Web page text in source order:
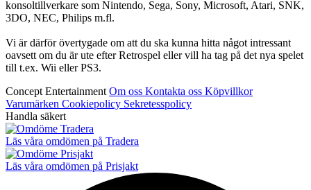
konsoltillverkare som Nintendo, Sega, Sony, Microsoft, Atari, SNK,
3DO, NEC, Philips m.fl.
Vi är därför övertygade om att du ska kunna hitta något intressant
oavsett om du är ute efter Retrospel eller vill ha tag på det nya spelet
till t.ex. Wii eller PS3.
Concept Entertainment Om oss Kontakta oss Köpvillkor
Varumärken Cookiepolicy Sekretesspolicy
Handla säkert
Läs våra omdömen på Tradera
Läs våra omdömen på Prisjakt